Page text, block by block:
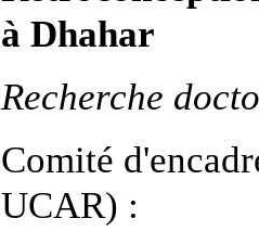
à Dhahar
Recherche
Comité
UCAR) :